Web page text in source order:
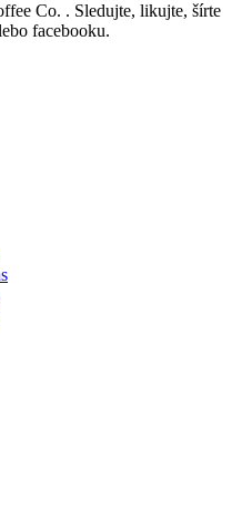
Co. . Sledujte, likujte, šírte
facebooku.